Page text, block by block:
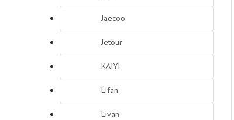
Jaecoo
Jetour
KAIYI
Lifan
Livan